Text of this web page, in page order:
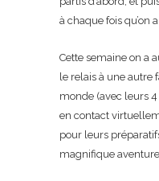
à chaque fois qu’on
Cette semaine on a
le relais à une autre
monde (avec leurs
en contact
pour leurs
magnifique